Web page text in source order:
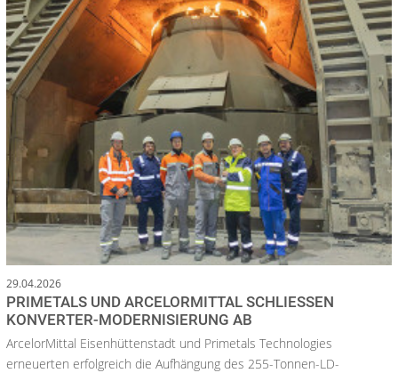
29.04.2026
PRIMETALS UND ARCELORMITTAL SCHLIESSEN K
ONVERTER-MODERNISIERUNG AB
ArcelorMittal Eisenhüttenstadt und Primetals Technologies
erneuerten erfolgreich die Aufhängung des 255-Tonnen-LD-